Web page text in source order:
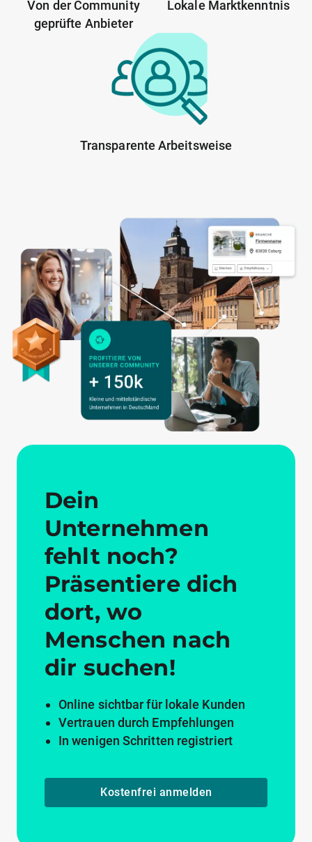
Von der Community
geprüfte Anbieter
Lokale Marktkenntnis
Transparente Arbeitsweise
Dein
Unternehmen
fehlt noch?
Präsentiere dich
dort, wo
Menschen nach
dir suchen!
Online sichtbar für lokale Kunden
Vertrauen durch Empfehlungen
In wenigen Schritten registriert
Kostenfrei anmelden